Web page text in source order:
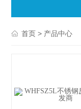
首页 > 产品中心